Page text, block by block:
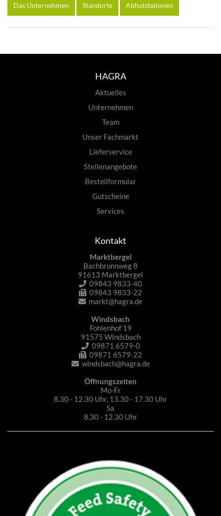
Das Unternehmen Standorte Abholstationen
HAGRA
Aktuelles
Unternehmen
Team
Unser Fachmarkt
Lieferservice
Stellenangebote
Bestellformular
Gutscheine
Services
Kontakt
Marktbergel
Bachbrunnweg 8
91613 Marktbergel
09843 9833-40
09843 9833-22
markt@hagra.de
Windsbach
Fohlenhof 19
91575 Windsbach
09871 6579-0
09871 6579-22
windsbach@hagra.de
Öffnungszeiten
Mo-Fr
8.30 - 12.30 Uhr, 13.30 - 17.30 Uhr
Sa
8.30 - 12.30 Uhr